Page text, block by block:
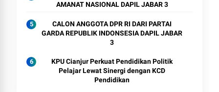
AMANAT NASIONAL DAPIL JABAR 3
CALON ANGGOTA DPR RI DARI PARTAI
GARDA REPUBLIK INDONSESIA DAPIL JABAR
3
KPU Cianjur Perkuat Pendidikan Politik
Pelajar Lewat Sinergi dengan KCD
Pendidikan